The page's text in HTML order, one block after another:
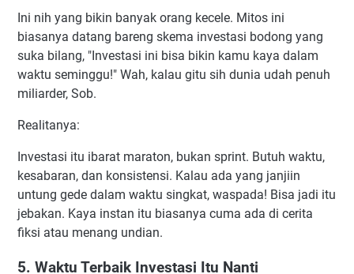
Ini nih yang bikin banyak orang kecele. Mitos ini
biasanya datang bareng skema investasi bodong yang
suka bilang, "Investasi ini bisa bikin kamu kaya dalam
waktu seminggu!" Wah, kalau gitu sih dunia udah penuh
miliarder, Sob.
Realitanya:
Investasi itu ibarat maraton, bukan sprint. Butuh waktu,
kesabaran, dan konsistensi. Kalau ada yang janjiin
untung gede dalam waktu singkat, waspada! Bisa jadi itu
jebakan. Kaya instan itu biasanya cuma ada di cerita
fiksi atau menang undian.
5. Waktu Terbaik Investasi Itu Nanti